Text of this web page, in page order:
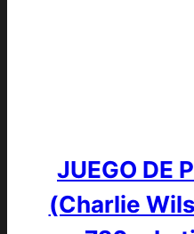
JUEGO DE
(Charlie